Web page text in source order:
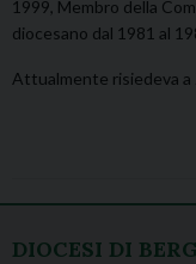
1999, Membro della
diocesano dal 1981 al
Attualmente risiedeva a
DIOCESI DI